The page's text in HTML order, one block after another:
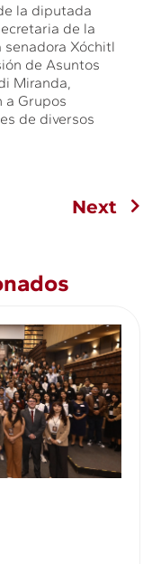
la diputada
de la
senadora Xóchitl
de Asuntos
Miranda,
a Grupos
de diversos
Next